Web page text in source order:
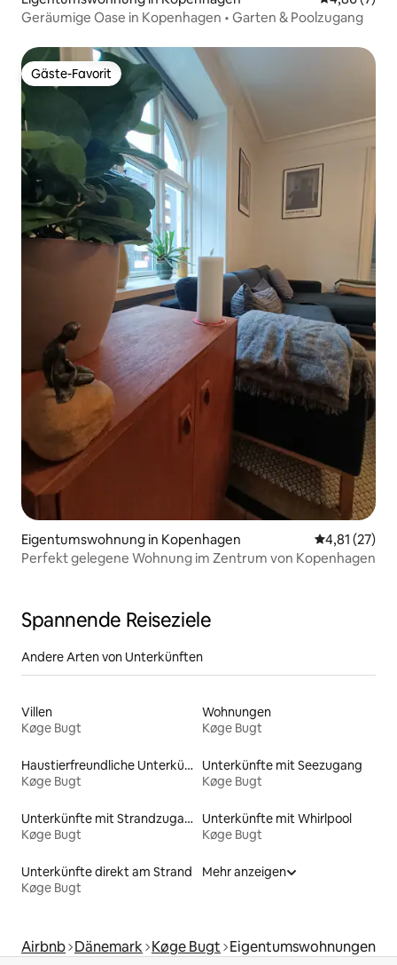
Geräumige Oase in Kopenhagen • Garten & Poolzugang
Gäste-Favorit
Gäste-Favorit
Eigentumswohnung in Kopenhagen
4,81 (27)
Perfekt gelegene Wohnung im Zentrum von Kopenhagen
Spannende Reiseziele
Andere Arten von Unterkünften
Villen
Køge Bugt
Wohnungen
Køge Bugt
Haustierfreundliche Unterkünfte
Køge Bugt
Unterkünfte mit Seezugang
Køge Bugt
Unterkünfte mit Strandzugang
Køge Bugt
Unterkünfte mit Whirlpool
Køge Bugt
Unterkünfte direkt am Strand
Køge Bugt
Mehr anzeigen
Airbnb Dänemark Køge Bugt Eigentumswohnungen